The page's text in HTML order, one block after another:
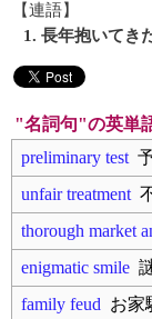
【連語】
1. 長年抱いてき
"名詞句"の英単
preliminary test
unfair treatment
thorough market
enigmatic smile
family feud お家